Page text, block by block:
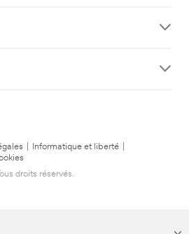
Informatique et liberté
droits réservés.